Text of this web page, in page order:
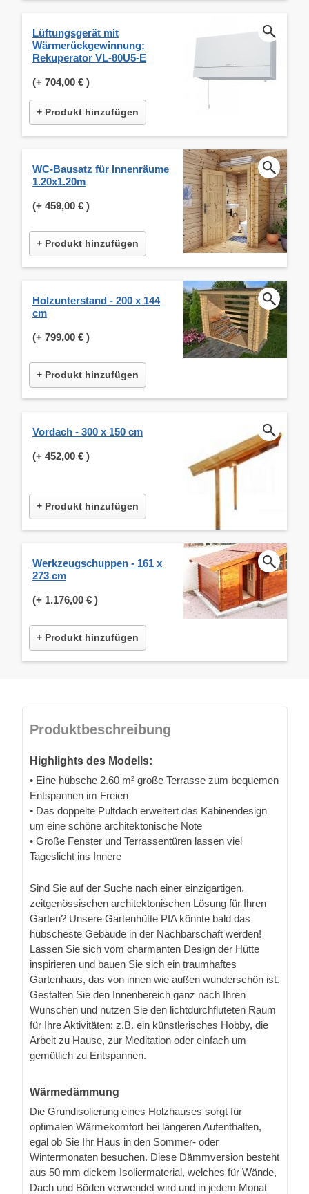
Lüftungsgerät mit
Wärmerückgewinnung:
Rekuperator VL-80U5-E
(+ 704,00 € )
+ Produkt hinzufügen
WC-Bausatz für Innenräume
1.20x1.20m
(+ 459,00 € )
+ Produkt hinzufügen
Holzunterstand - 200 x 144
cm
(+ 799,00 € )
+ Produkt hinzufügen
Vordach - 300 x 150 cm
(+ 452,00 € )
+ Produkt hinzufügen
Werkzeugschuppen - 161 x
273 cm
(+ 1.176,00 € )
+ Produkt hinzufügen
Produktbeschreibung
Highlights des Modells:
• Eine hübsche 2.60 m² große Terrasse zum bequemen
Entspannen im Freien
• Das doppelte Pultdach erweitert das Kabinendesign
um eine schöne architektonische Note
• Große Fenster und Terrassentüren lassen viel
Tageslicht ins Innere
Sind Sie auf der Suche nach einer einzigartigen,
zeitgenössischen architektonischen Lösung für Ihren
Garten? Unsere Gartenhütte PIA könnte bald das
hübscheste Gebäude in der Nachbarschaft werden!
Lassen Sie sich vom charmanten Design der Hütte
inspirieren und bauen Sie sich ein traumhaftes
Gartenhaus, das von innen wie außen wunderschön ist.
Gestalten Sie den Innenbereich ganz nach Ihren
Wünschen und nutzen Sie den lichtdurchfluteten Raum
für Ihre Aktivitäten: z.B. ein künstlerisches Hobby, die
Arbeit zu Hause, zur Meditation oder einfach um
gemütlich zu Entspannen.
Wärmedämmung
Die Grundisolierung eines Holzhauses sorgt für
optimalen Wärmekomfort bei längeren Aufenthalten,
egal ob Sie Ihr Haus in den Sommer- oder
Wintermonaten besuchen. Diese Dämmversion besteht
aus 50 mm dickem Isoliermaterial, welches für Wände,
Dach und Böden verwendet wird und in jedem Monat